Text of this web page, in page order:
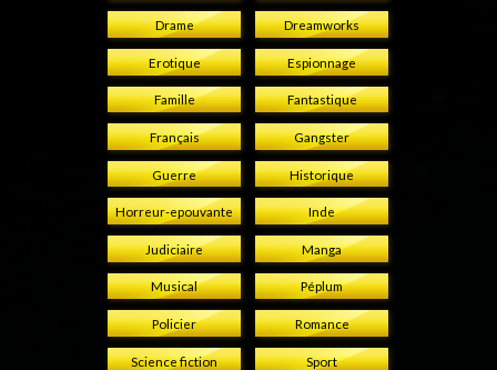
Drame Dreamworks
Erotique Espionnage
Famille Fantastique
Français Gangster
Guerre Historique
Horreur-epouvante Inde
Judiciaire Manga
Musical Péplum
Policier Romance
Science fiction Sport